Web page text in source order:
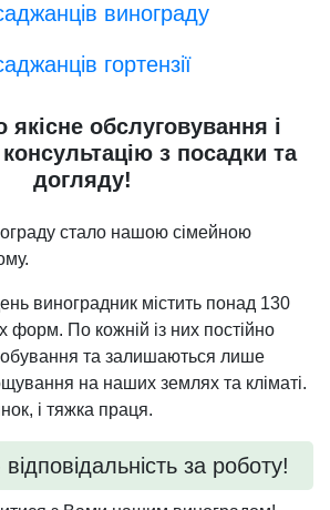
винограду
гортензії
якісне обслуговування і
з посадки та
догляду!
стало нашою сімейною
виноградник містить понад 130
форм. По кожній із них постійно
та залишаються лише
на наших землях та кліматі.
і тяжка праця.
за роботу!